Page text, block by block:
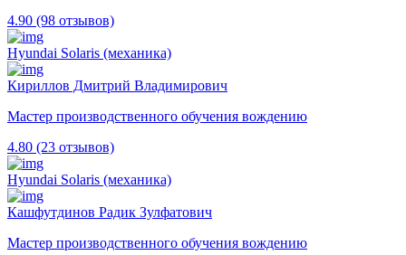
4.90 (98 отзывов)
Hyundai Solaris (механика)
Кириллов Дмитрий Владимирович
Мастер производственного обучения вождению
4.80 (23 отзывов)
Hyundai Solaris (механика)
Кашфутдинов Радик Зулфатович
Мастер производственного обучения вождению